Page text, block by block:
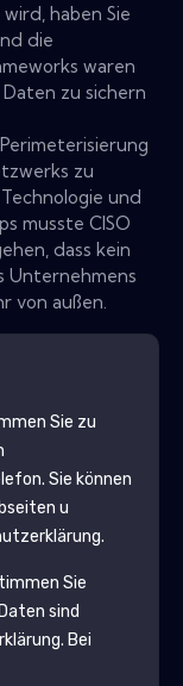
haben Sie
die
waren
zu sichern
zu
und
musste CISO
dass kein
Unternehmens
von außen.
Sie zu
Sie können
u
Sie
sind
. Bei